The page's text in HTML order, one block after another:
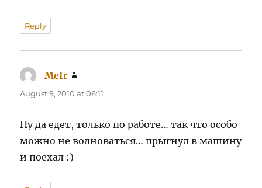
Reply
MeIr
August 9, 2010 at 06:11
Ну да едет, только по работе… так что особо
можно не волноваться… прыгнул в машину
и поехал :)